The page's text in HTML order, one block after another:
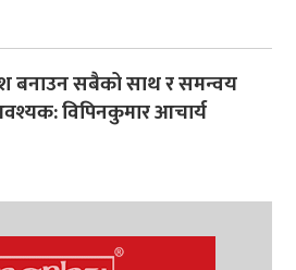
बनाउन सबैको साथ र समन्वय
विपिनकुमार आचार्य